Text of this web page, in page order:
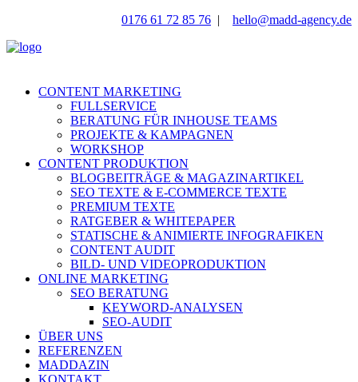
0176 61 72 85 76 | hello@madd-agency.de
CONTENT MARKETING
FULLSERVICE
BERATUNG FÜR INHOUSE TEAMS
PROJEKTE & KAMPAGNEN
WORKSHOP
CONTENT PRODUKTION
BLOGBEITRÄGE & MAGAZINARTIKEL
SEO TEXTE & E-COMMERCE TEXTE
PREMIUM TEXTE
RATGEBER & WHITEPAPER
STATISCHE & ANIMIERTE INFOGRAFIKEN
CONTENT AUDIT
BILD- UND VIDEOPRODUKTION
ONLINE MARKETING
SEO BERATUNG
KEYWORD-ANALYSEN
SEO-AUDIT
ÜBER UNS
REFERENZEN
MADDAZIN
KONTAKT